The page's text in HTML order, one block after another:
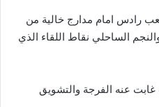
رادس امام مدارج خالية من
الساحلي نقاط اللقاء الذي
عنه الفرجة والتشويق